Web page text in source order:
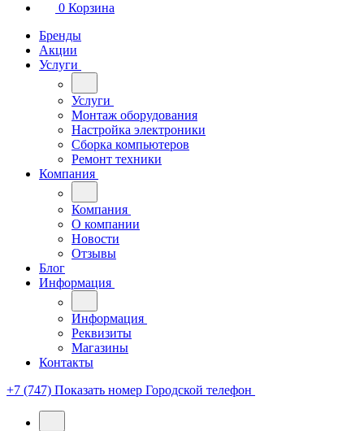
0 Корзина
Бренды
Акции
Услуги
Услуги
Монтаж оборудования
Настройка электроники
Сборка компьютеров
Ремонт техники
Компания
Компания
О компании
Новости
Отзывы
Блог
Информация
Информация
Реквизиты
Магазины
Контакты
+7 (747) Показать номер Городской телефон